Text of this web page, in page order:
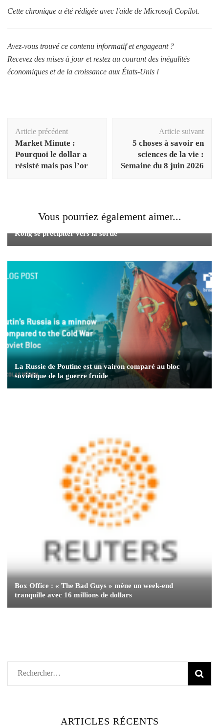
Cette chronique a été rédigée avec l'aide de Microsoft Copilot.
Avez-vous trouvé ce contenu informatif et engageant ?
Recevez des mises à jour et restez au courant des inégalités
économiques et de la croissance aux États-Unis !
d'article
Article précédent
Market Minute :
Pourquoi le dollar a
résisté mais pas l’or
Article suivant
5 choses à savoir en
sciences de la vie :
Semaine du 8 juin 2026
Vous pourriez également aimer...
La loi chinoise sur la sécurité envoie les résidents de Hong
Kong se précipiter vers la sortie
La Russie de Poutine est un vairon comparé au bloc
soviétique de la guerre froide
Box Office : « The Bad Guys » mène un week-end
tranquille avec 16 millions de dollars
Rechercher :
ARTICLES RÉCENTS